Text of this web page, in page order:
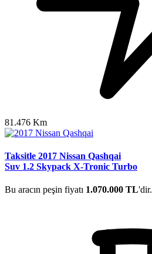
81.476 Km
Taksitle 2017 Nissan Qashqai
Suv 1.2 Skypack X-Tronic Turbo
Bu aracın peşin fiyatı 1.070.000 TL'dir.